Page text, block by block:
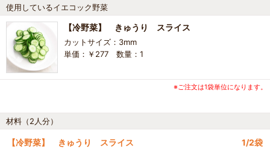
使用しているイエコック野菜
【冷野菜】 きゅうり スライス
カットサイズ：3mm
単価：￥277 数量：1
※ご注文は1袋単位になります。
材料（2人分）
【冷野菜】 きゅうり スライス 1/2袋